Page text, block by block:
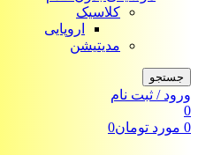
کلاسیک
اروپایی
مدیتیشن
جستجو
ورود / ثبت نام
0
0 مورد تومان0